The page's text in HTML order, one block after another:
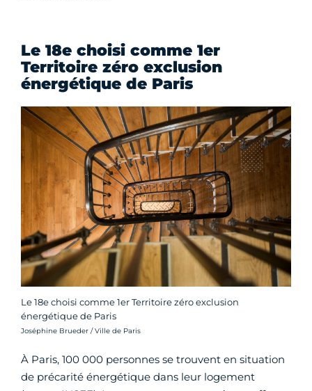
Le 18e choisi comme 1er
Territoire zéro exclusion
énergétique de Paris
Le 18e choisi comme 1er Territoire zéro exclusion
énergétique de Paris
Crédit photo :
Joséphine Brueder / Ville de Paris
À Paris, 100 000 personnes se trouvent en situation
de précarité énergétique dans leur logement